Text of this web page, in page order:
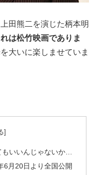
田熊二を演じた柄本明
は松竹映画でありま
大いに楽しませていま
いいんじゃないか…
6月20日より全国公開